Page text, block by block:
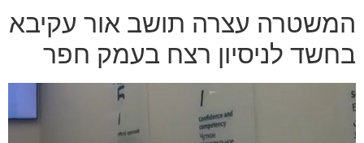
המשטרה עצרה תושב אור עקיבא
בחשד לניסיון רצח בעמק חפר